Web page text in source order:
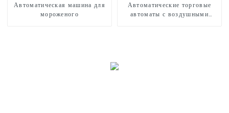
Автоматическая машина для
мороженого
Автоматические торговые
автоматы с воздушными